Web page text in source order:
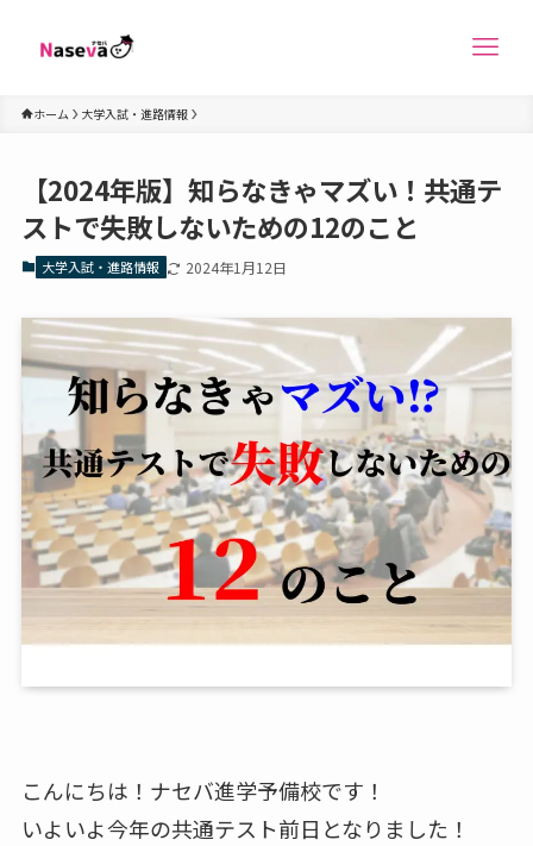
ホーム 大学入試・進路情報
【2024年版】知らなきゃマズい！共通テ
ストで失敗しないための12のこと
大学入試・進路情報 2024年1月12日
こんにちは！ナセバ進学予備校です！
いよいよ今年の共通テスト前日となりました！